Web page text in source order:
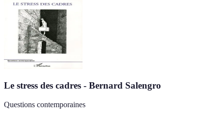
Le stress des cadres - Bernard Salengro
Questions contemporaines